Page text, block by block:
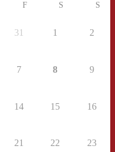
F S S
31 1 2
7 8 9
14 15 16
21 22 23